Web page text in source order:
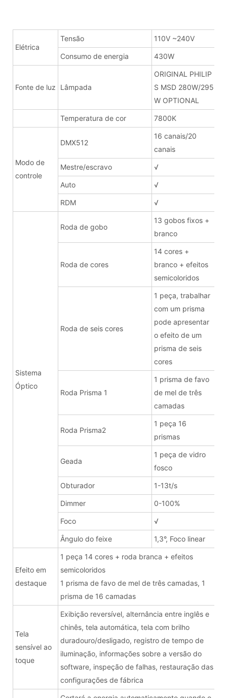
Elétrica
Tensão 110V ~240V
Consumo de energia 430W
Fonte de luz Lâmpada
ORIGINAL PHILIP
S MSD 280W/295
W OPTIONAL
Temperatura de cor 7800K
Modo de
controle
DMX512
16 canais/20
canais
Mestre/escravo √
Auto √
RDM √
Sistema
Óptico
Roda de gobo
13 gobos fixos +
branco
Roda de cores
14 cores +
branco + efeitos
semicoloridos
Roda de seis cores
1 peça, trabalhar
com um prisma
pode apresentar
o efeito de um
prisma de seis
cores
Roda Prisma 1
1 prisma de favo
de mel de três
camadas
Roda Prisma2
1 peça 16
prismas
Geada
1 peça de vidro
fosco
Obturador 1-13t/s
Dimmer 0-100%
Foco √
Ângulo do feixe 1,3°, Foco linear
Efeito em
destaque
1 peça 14 cores + roda branca + efeitos
semicoloridos
1 prisma de favo de mel de três camadas, 1
prisma de 16 camadas
Tela
sensível ao
toque
Exibição reversível, alternância entre inglês e
chinês, tela automática, tela com brilho
duradouro/desligado, registro de tempo de
iluminação, informações sobre a versão do
software, inspeção de falhas, restauração das
configurações de fábrica